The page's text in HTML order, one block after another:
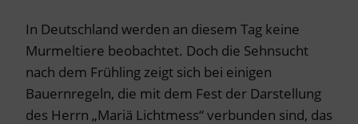
In Deutschland werden an diesem Tag keine
Murmeltiere beobachtet. Doch die Sehnsucht
nach dem Frühling zeigt sich bei einigen
Bauernregeln, die mit dem Fest der Darstellung
des Herrn „Mariä Lichtmess“ verbunden sind, das